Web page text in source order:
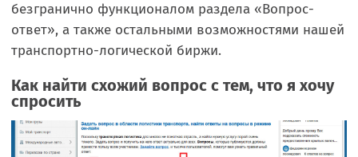
безгранично функционалом раздела «Вопрос-
ответ», а также остальными возможностями нашей
транспортно-логической биржи.
Как найти схожий вопрос с тем, что я хочу
спросить